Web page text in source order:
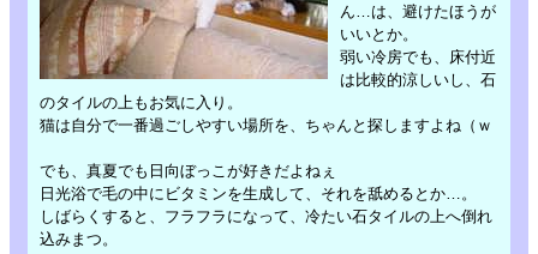
ん…は、避けたほうが
いいとか。
弱い冷房でも、床付近
は比較的涼しいし、石
のタイルの上もお気に入り。
猫は自分で一番過ごしやすい場所を、ちゃんと探しますよね（ｗ
でも、真夏でも日向ぼっこが好きだよねぇ
日光浴で毛の中にビタミンを生成して、それを舐めるとか…。
しばらくすると、フラフラになって、冷たい石タイルの上へ倒れ
込みまつ。